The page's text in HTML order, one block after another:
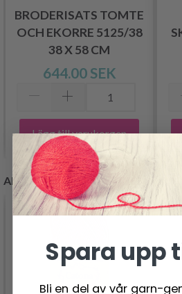
BRODERISATS TOMTE
OCH EKORRE 5125/38
38 X 58 CM
644.00 SEK
Lägg till varukorgen
ANDRA KUNDER KÖPTE
- 19%
Spara upp
Bli en del av vår garn-